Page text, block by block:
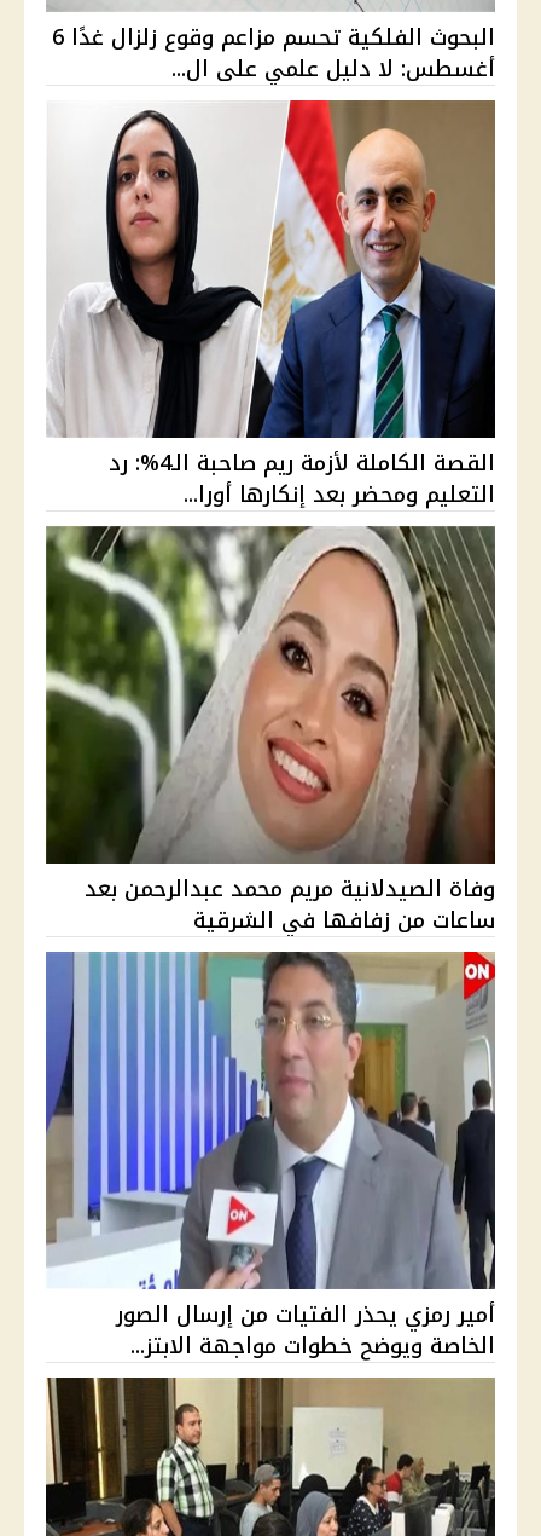
البحوث الفلكية تحسم مزاعم وقوع زلزال غدًا 6
أغسطس: لا دليل علمي على ال...
القصة الكاملة لأزمة ريم صاحبة الـ4%: رد
التعليم ومحضر بعد إنكارها أورا...
وفاة الصيدلانية مريم محمد عبدالرحمن بعد
ساعات من زفافها في الشرقية
أمير رمزي يحذر الفتيات من إرسال الصور
الخاصة ويوضح خطوات مواجهة الابتز...